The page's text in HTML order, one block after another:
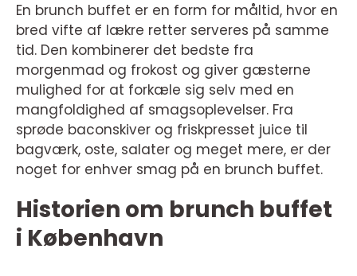
En brunch buffet er en form for måltid, hvor en
bred vifte af lækre retter serveres på samme
tid. Den kombinerer det bedste fra
morgenmad og frokost og giver gæsterne
mulighed for at forkæle sig selv med en
mangfoldighed af smagsoplevelser. Fra
sprøde baconskiver og friskpresset juice til
bagværk, oste, salater og meget mere, er der
noget for enhver smag på en brunch buffet.
Historien om brunch buffet
i København